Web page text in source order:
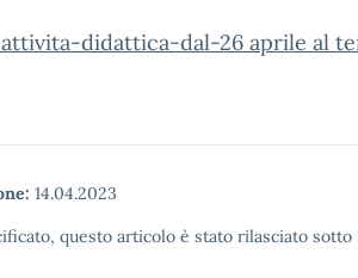
didattica-dal-26 aprile al
14.04.2023
questo articolo è stato rilasciato